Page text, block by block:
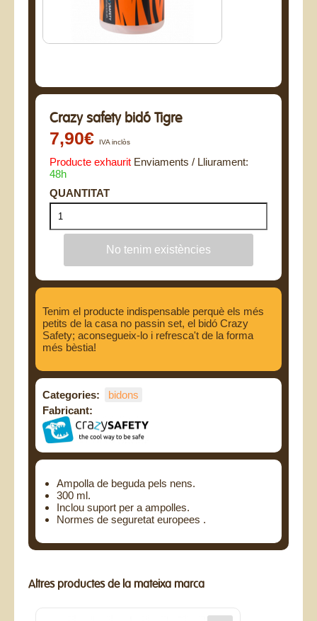
Crazy safety bidó Tigre
7,90€ IVA inclòs
Producte exhaurit Enviaments / Lliurament:
48h
Tenim el producte indispensable perquè els més
petits de la casa no passin set, el bidó Crazy
Safety; aconsegueix-lo i refresca't de la forma
més bèstia!
Categories:
bidons
Fabricant:
Ampolla de beguda pels nens.
300 ml.
Inclou suport per a ampolles.
Normes de seguretat europees .
Altres productes de la mateixa marca